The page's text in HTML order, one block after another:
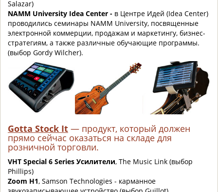
Salazar)
NAMM University Idea Center - в Центре Идей (Idea Center)
проводились семинары NAMM University, посвященные
электронной коммерции, продажам и маркетингу, бизнес-
стратегиям, а также различные обучающие программы.
(выбор Gordy Wilcher).
Gotta Stock It — продукт, который должен
прямо сейчас оказаться на складе для
розничной торговли.
VHT Special 6 Series Усилители, The Music Link (выбор
Phillips)
Zoom H1, Samson Technologies - карманное